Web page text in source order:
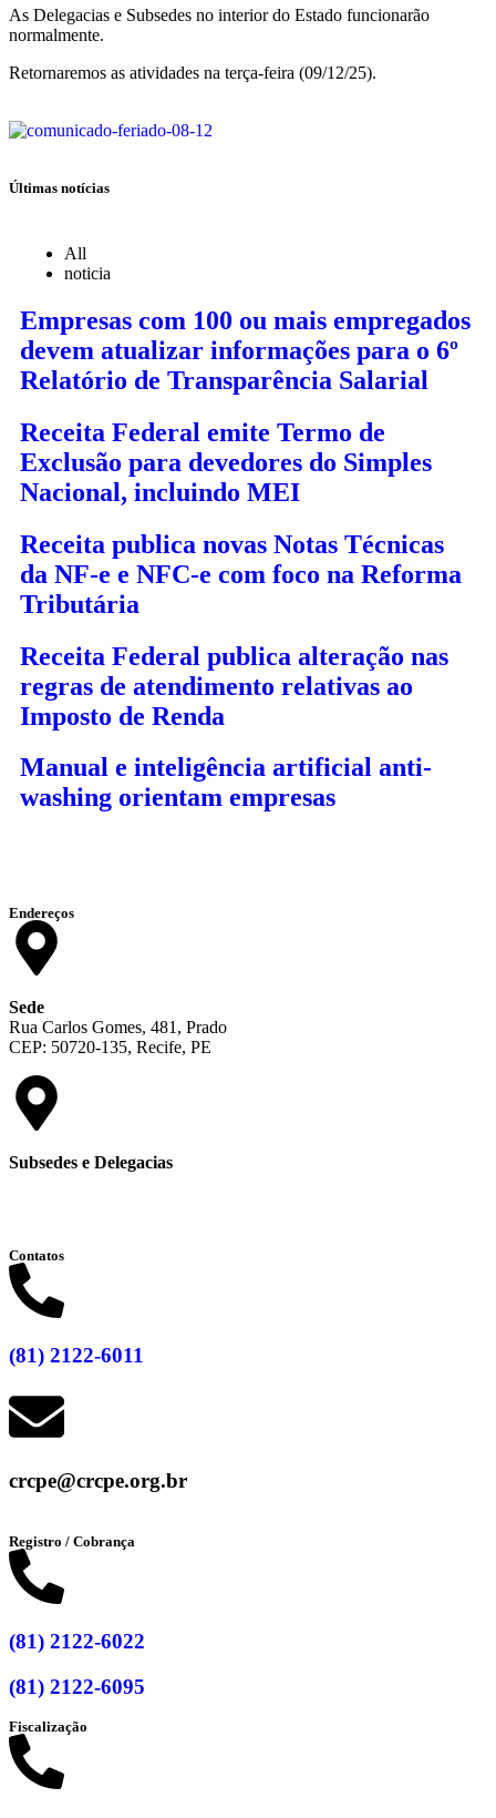
As Delegacias e Subsedes no interior do Estado funcionarão
normalmente.
Retornaremos as atividades na terça-feira (09/12/25).
Últimas notícias
All
noticia
Empresas com 100 ou mais empregados
devem atualizar informações para o 6º
Relatório de Transparência Salarial
Receita Federal emite Termo de
Exclusão para devedores do Simples
Nacional, incluindo MEI
Receita publica novas Notas Técnicas
da NF-e e NFC-e com foco na Reforma
Tributária
Receita Federal publica alteração nas
regras de atendimento relativas ao
Imposto de Renda
Manual e inteligência artificial anti-
washing orientam empresas
Endereços
Sede
Rua Carlos Gomes, 481, Prado
CEP: 50720-135, Recife, PE
Subsedes e Delegacias
Contatos
(81) 2122-6011
crcpe@crcpe.org.br
Registro / Cobrança
(81) 2122-6022
(81) 2122-6095
Fiscalização